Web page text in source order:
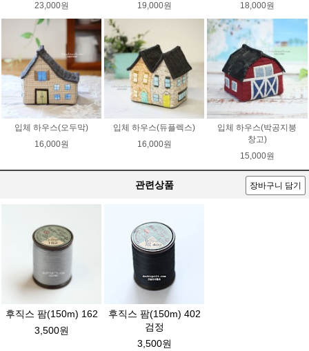
23,000원
19,000원
18,000원
입체 하우스(오두막)
16,000원
입체 하우스(듀플렉스)
16,000원
입체 하우스(박공지붕
창고)
15,000원
관련상품 장바구니 담기
후직스 팜(150m) 162
3,500원
후직스 팜(150m) 402
검정
3,500원